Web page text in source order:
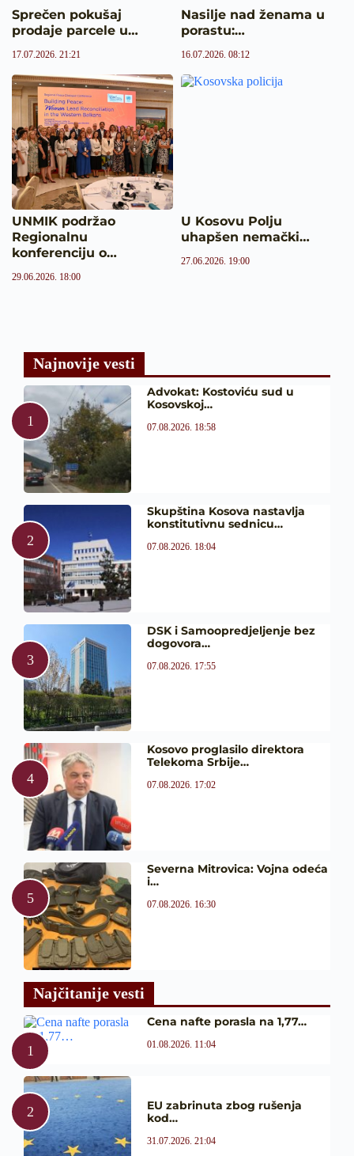
Sprečen pokušaj
prodaje parcele u…
17.07.2026. 21:21
Nasilje nad ženama u
porastu:…
16.07.2026. 08:12
UNMIK podržao
Regionalnu
konferenciju o…
29.06.2026. 18:00
U Kosovu Polju
uhapšen nemački…
27.06.2026. 19:00
Najnovije vesti
Advokat: Kostoviću sud u
Kosovskoj…
07.08.2026. 18:58
Skupština Kosova nastavlja
konstitutivnu sednicu…
07.08.2026. 18:04
DSK i Samoopredjeljenje bez
dogovora…
07.08.2026. 17:55
Kosovo proglasilo direktora
Telekoma Srbije…
07.08.2026. 17:02
Severna Mitrovica: Vojna odeća
i…
07.08.2026. 16:30
Najčitanije vesti
Cena nafte porasla na 1,77…
01.08.2026. 11:04
EU zabrinuta zbog rušenja
kod…
31.07.2026. 21:04